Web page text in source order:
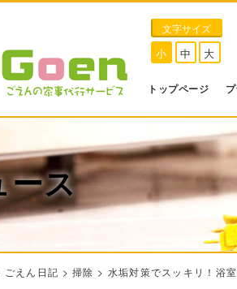
文字サイズ
小 中 大
トップページ
ース
ごえん日記 >掃除 > 水垢対策でスッキリ！浴